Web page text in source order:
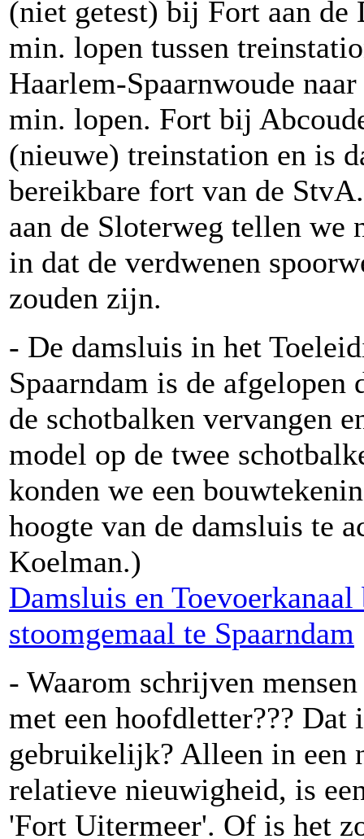
(niet getest) bij Fort aan
min. lopen tussen
Haarlem-Spaarnwoude
min. lopen. Fort bij
(nieuwe) treinstation en is
bereikbare fort van de
aan de Sloterweg tellen we
in dat de verdwenen
zouden zijn.
- De damsluis in het
Spaarndam is de
de schotbalken vervangen
model op de twee
konden we een
hoogte van de damsluis te
Koelman.)
Damsluis en
stoomgemaal te Spaarndam
- Waarom schrijven
met een hoofdletter???
gebruikelijk? Alleen in een
relatieve nieuwigheid, is
'Fort Uitermeer'. Of is het